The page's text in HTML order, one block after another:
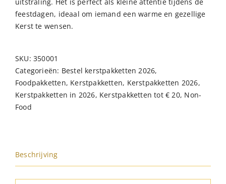
feestdagen, ideaal om iemand een warme en gezellige
Kerst te wensen.
SKU:350001
Categorieën: Bestel kerstpakketten 2026,
Foodpakketten, Kerstpakketten, Kerstpakketten 2026,
Kerstpakketten in 2026, Kerstpakketten tot € 20, Non-
Food
Beschrijving